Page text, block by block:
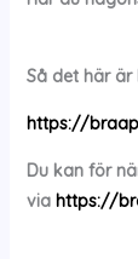
Så det här
https://
Du kan för
via https://